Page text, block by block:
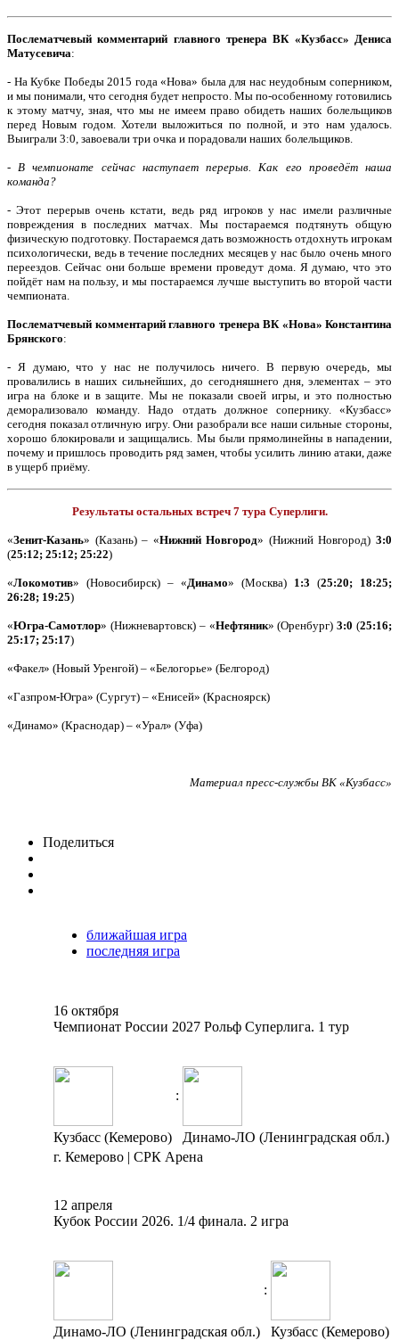
Послематчевый комментарий главного тренера ВК «Кузбасс» Дениса
Матусевича:
- На Кубке Победы 2015 года «Нова» была для нас неудобным соперником,
и мы понимали, что сегодня будет непросто. Мы по-особенному готовились
к этому матчу, зная, что мы не имеем право обидеть наших болельщиков
перед Новым годом. Хотели выложиться по полной, и это нам удалось.
Выиграли 3:0, завоевали три очка и порадовали наших болельщиков.
-В чемпионате сейчас наступает перерыв. Как его проведёт наша
команда?
- Этот перерыв очень кстати, ведь ряд игроков у нас имели различные
повреждения в последних матчах. Мы постараемся подтянуть общую
физическую подготовку. Постараемся дать возможность отдохнуть игрокам
психологически, ведь в течение последних месяцев у нас было очень много
переездов. Сейчас они больше времени проведут дома. Я думаю, что это
пойдёт нам на пользу, и мы постараемся лучше выступить во второй части
чемпионата.
Послематчевый комментарий главного тренера ВК «Нова» Константина
Брянского:
- Я думаю, что у нас не получилось ничего. В первую очередь, мы
провалились в наших сильнейших, до сегодняшнего дня, элементах – это
игра на блоке и в защите. Мы не показали своей игры, и это полностью
деморализовало команду. Надо отдать должное сопернику. «Кузбасс»
сегодня показал отличную игру. Они разобрали все наши сильные стороны,
хорошо блокировали и защищались. Мы были прямолинейны в нападении,
почему и пришлось проводить ряд замен, чтобы усилить линию атаки, даже
в ущерб приёму.
Результаты остальных встреч 7 тура Суперлиги.
«Зенит-Казань» (Казань) – «Нижний Новгород» (Нижний Новгород)3:0
(25:12; 25:12; 25:22)
«Локомотив» (Новосибирск) – «Динамо» (Москва) 1:3 (25:20; 18:25;
26:28; 19:25)
«Югра-Самотлор» (Нижневартовск) – «Нефтяник» (Оренбург)3:0 (25:16;
25:17; 25:17)
«Факел» (Новый Уренгой) – «Белогорье» (Белгород)
«Газпром-Югра» (Сургут) – «Енисей» (Красноярск)
«Динамо» (Краснодар) – «Урал» (Уфа)
Материал пресс-службы ВК «Кузбасс»
Поделиться
ближайшая игра
последняя игра
16 октября
Чемпионат России 2027 Рольф Суперлига. 1 тур
:
Кузбасс (Кемерово)
Динамо-ЛО (Ленинградская обл.)
г. Кемерово | СРК Арена
12 апреля
Кубок России 2026. 1/4 финала. 2 игра
:
Динамо-ЛО (Ленинградская обл.) Кузбасс (Кемерово)